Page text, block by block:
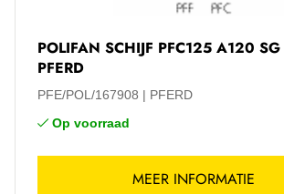
POLIFAN SCHIJF PFC125 A120
PFERD
PFE/POL/167908
PFERD
Op voorraad
MEER INFORMATIE